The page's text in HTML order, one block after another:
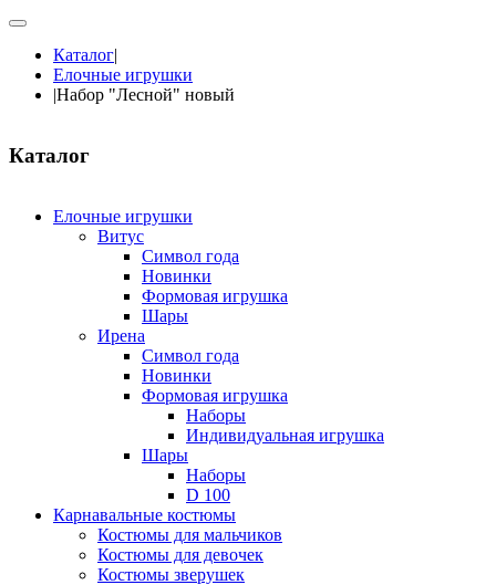
Каталог|
Елочные игрушки
|Набор "Лесной" новый
Каталог
Елочные игрушки
Витус
Символ года
Новинки
Формовая игрушка
Шары
Ирена
Символ года
Новинки
Формовая игрушка
Наборы
Индивидуальная игрушка
Шары
Наборы
D 100
Карнавальные костюмы
Костюмы для мальчиков
Костюмы для девочек
Костюмы зверушек